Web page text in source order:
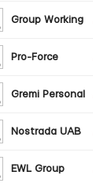
Group Working
Pro-Force
Gremi Personal
Nostrada UAB
EWL Group